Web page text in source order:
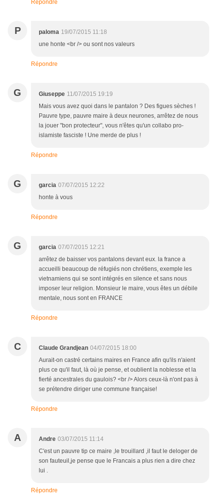
Répondre
P paloma 19/07/2015 11:18
une honte <br /> ou sont nos valeurs
Répondre
G Giuseppe 11/07/2015 19:19
Mais vous avez quoi dans le pantalon ? Des figues sèches !
Pauvre type, pauvre maire à deux neurones, arrêtez de nous
la jouer "bon protecteur", vous n'êtes qu'un collabo pro-
islamiste fasciste ! Une merde de plus !
Répondre
G garcia 07/07/2015 12:22
honte à vous
Répondre
G garcia 07/07/2015 12:21
arrêtez de baisser vos pantalons devant eux. la france a
accueilli beaucoup de réfugiés non chrétiens, exemple les
vietnamiens qui se sont intégrés en silence et sans nous
imposer leur religion. Monsieur le maire, vous êtes un débile
mentale, nous sont en FRANCE
Répondre
C Claude Grandjean 04/07/2015 18:00
Aurait-on castré certains maires en France afin qu'ils n'aient
plus ce qu'il faut, là où je pense, et oublient la noblesse et la
fierté ancestrales du gaulois? <br /> Alors ceux-là n'ont pas à
se prétendre diriger une commune française!
Répondre
A Andre 03/07/2015 11:14
C'est un pauvre tip ce maire ,le trouillard ,il faut le deloger de
son fauteuil,je pense que le Francais a plus rien a dire chez
lui .
Répondre